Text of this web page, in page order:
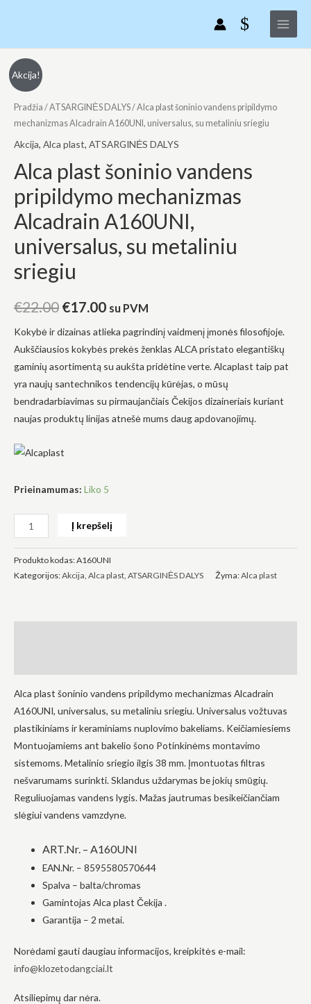
Main
Menu
Akcija!
Pradžia /ATSARGINĖS DALYS/ Alca plast šoninio vandens pripildymo
mechanizmas Alcadrain A160UNI, universalus, su metaliniu sriegiu
Akcija, Alca plast, ATSARGINĖS DALYS
Alca plast šoninio vandens
pripildymo mechanizmas
Alcadrain A160UNI,
universalus, su metaliniu
sriegiu
€22.00
price
was:
€22.00.
€17.00
price
is:
su PVM
Kokybė ir dizainas atlieka pagrindinį vaidmenį įmonės filosofijoje.
Aukščiausios kokybės prekės ženklas ALCA pristato elegantiškų
gaminių asortimentą su aukšta pridėtine verte. Alcaplast taip pat
yra naujų santechnikos tendencijų kūrėjas, o mūsų
bendradarbiavimas su pirmaujančiais Čekijos dizaineriais kuriant
naujas produktų linijas atnešė mums daug apdovanojimų.
Prieinamumas: Liko 5
produkto
kiekis:
Alca
plast
šoninio
pripildymo
mechanizmas
Alcadrain
A160UNI,
universalus,
metaliniu
Į krepšelį
Produkto kodas:A160UNI
Kategorijos:Akcija, Alca plast, ATSARGINĖS DALYS Žyma:Alca plast
Alca plast šoninio vandens pripildymo mechanizmas Alcadrain
A160UNI, universalus, su metaliniu sriegiu. Universalus vožtuvas
plastikiniams ir keraminiams nuplovimo bakeliams. Keičiamiesiems
Montuojamiems ant bakelio šono Potinkinėms montavimo
sistemoms. Metalinio sriegio ilgis 38 mm. Įmontuotas filtras
nešvarumams surinkti. Sklandus uždarymas be jokių smūgių.
Reguliuojamas vandens lygis. Mažas jautrumas besikeičiančiam
slėgiui vandens vamzdyne.
ART.Nr. – A160UNI
EAN.Nr. – 8595580570644
Spalva – balta/chromas
Gamintojas Alca plast Čekija .
Garantija – 2 metai.
Norėdami gauti daugiau informacijos, kreipkitės e-mail:
info@klozetodangciai.lt
Atsiliepimų dar nėra.
Būtinas
slapukai
privalomi.
Jie
svetainė
Statistika
Siekdami
pagerinti
atsižvelgdami
Patirtis
Kad mūsų
svetainė
geriau jūsų
apsilankymo
atsisakysite
šių slapukų,
kai kurios
funkcijos iš
išnyks.
Rinkodara
Dalindamiesi
pomėgiais ir
lankotės
svetainėje,
galimybę
pripildymo
mechanizmas
Alcadrain
A160UNI,
universalus,
metaliniu
sriegiu